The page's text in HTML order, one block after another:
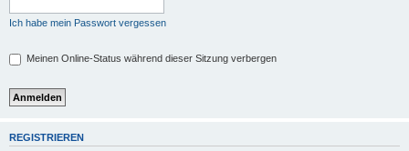
Ich habe mein Passwort vergessen
Meinen Online-Status während dieser Sitzung verbergen
REGISTRIEREN